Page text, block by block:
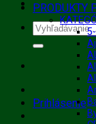
Hľadať:
Prihlásenie
PRODUKTY